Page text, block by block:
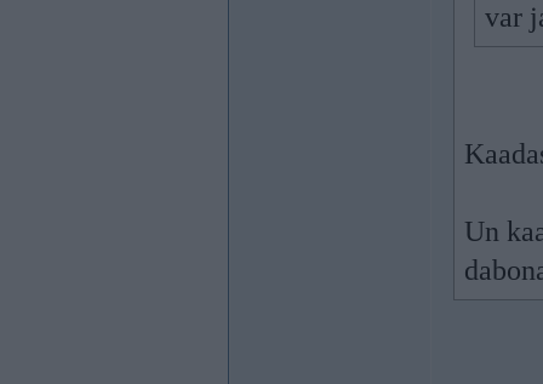
var
Un